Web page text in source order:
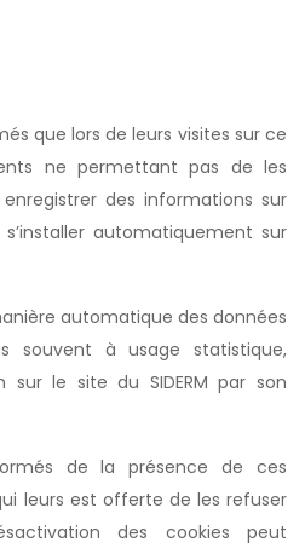
que lors de leurs visites sur ce
ne permettant pas de les
des informations sur
automatiquement sur
automatique des données
souvent à usage statistique,
le site du SIDERM par son
de la présence de ces
leurs est offerte de les refuser
des cookies peut